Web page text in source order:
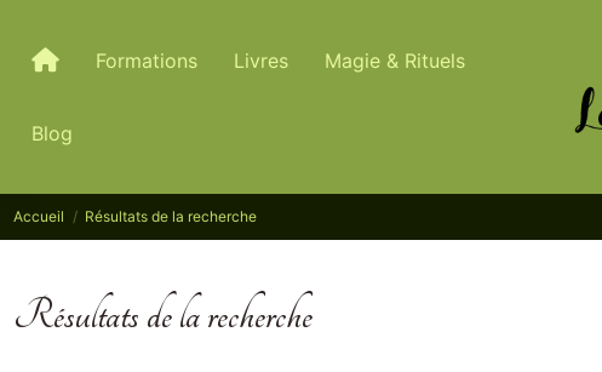
Formations Livres Magie & Rituels
Blog
Accueil Résultats de la recherche
Résultats de la recherche